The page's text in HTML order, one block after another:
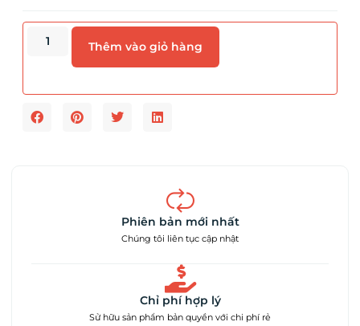
Thêm vào giỏ hàng
Phiên bản mới nhất
Chúng tôi liên tục cập nhật
Chỉ phí hợp lý
Sử hữu sản phẩm bản quyền với chi phí rẻ